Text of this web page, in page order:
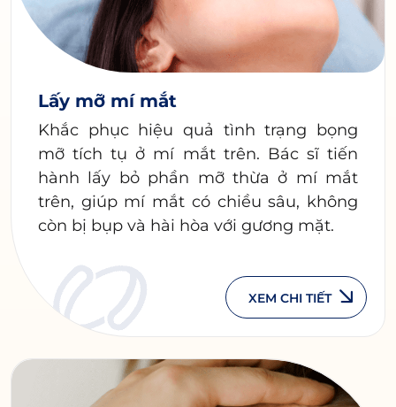
Lấy mỡ mí mắt
Khắc phục hiệu quả tình trạng bọng
mỡ tích tụ ở mí mắt trên. Bác sĩ tiến
hành lấy bỏ phần mỡ thừa ở mí mắt
trên, giúp mí mắt có chiều sâu, không
còn bị bụp và hài hòa với gương mặt.
XEM CHI TIẾT